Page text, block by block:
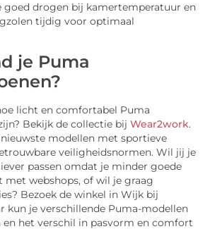
goed drogen bij kamertemperatuur en
tijdig voor optimaal
je Puma
licht en comfortabel Puma
Bekijk de collectie bij Wear2work.
modellen met sportieve
veiligheidsnormen. Wil jij je
iever passen omdat je minder goede
met webshops, of wil je graag
Bezoek de winkel in Wijk bij
kun je verschillende Puma-modellen
het verschil in pasvorm en comfort